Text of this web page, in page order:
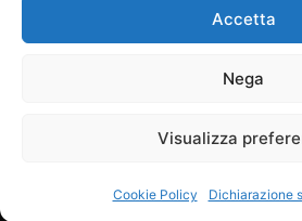
Accetta
Nega
Visualizza
Cookie Policy Dichiarazione
P.IVA:
Mercurio Comunicazione
iscritta al Registro degli Operatori
Sito gestito daLa Digitale srl–